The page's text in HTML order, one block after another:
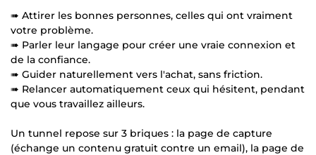
➠ Attirer les bonnes personnes, celles qui ont vraiment
votre problème.
➠ Parler leur langage pour créer une vraie connexion et
de la confiance.
➠ Guider naturellement vers l'achat, sans friction.
➠ Relancer automatiquement ceux qui hésitent, pendant
que vous travaillez ailleurs.
Un tunnel repose sur 3 briques : la page de capture
(échange un contenu gratuit contre un email), la page de